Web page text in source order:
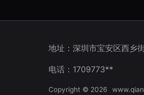
地址：深圳市宝安区西乡
电话：1709773**
Copyright © 2026